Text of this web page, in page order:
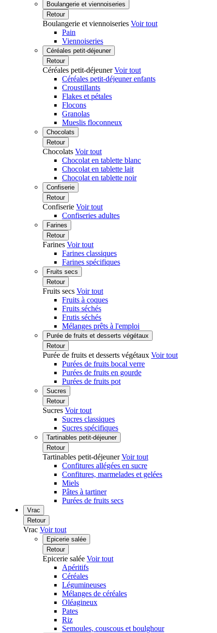
Boulangerie et viennoiseries
Retour
Boulangerie et viennoiseries Voir tout
Pain
Viennoiseries
Céréales petit-déjeuner
Retour
Céréales petit-déjeunerVoir tout
Céréales petit-déjeuner enfants
Croustillants
Flakes et pétales
Flocons
Granolas
Mueslis floconneux
Chocolats
Retour
Chocolats Voir tout
Chocolat en tablette blanc
Chocolat en tablette lait
Chocolat en tablette noir
Confiserie
Retour
Confiserie Voir tout
Confiseries adultes
Farines
Retour
Farines Voir tout
Farines classiques
Farines spécifiques
Fruits secs
Retour
Fruits secs Voir tout
Fruits à coques
Fruits séchés
Frutis séchés
Mélanges prêts à l'emploi
Purée de fruits et desserts végétaux
Retour
Purée de fruits et desserts végétaux Voir tout
Purées de fruits bocal verre
Purées de fruits en gourde
Purées de fruits pot
Sucres
Retour
Sucres Voir tout
Sucres classiques
Sucres spécifiques
Tartinables petit-déjeuner
Retour
Tartinables petit-déjeunerVoir tout
Confitures allégées en sucre
Confitures, marmelades et gelées
Miels
Pâtes à tartiner
Purées de fruits secs
Vrac
Retour
Vrac Voir tout
Epicerie salée
Retour
Epicerie salée Voir tout
Apéritifs
Céréales
Légumineuses
Mélanges de céréales
Oléagineux
Pates
Riz
Semoules, couscous et boulghour